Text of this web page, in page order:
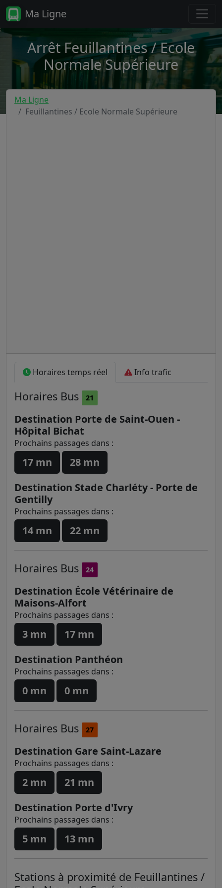
Ma Ligne
Arrêt Feuillantines / Ecole
Normale Supérieure
Ma Ligne
Feuillantines / Ecole Normale Supérieure
Horaires temps réel Info trafic
Horaires Bus 21
Destination Porte de Saint-Ouen -
Hôpital Bichat
Prochains passages dans :
17 mn
28 mn
Destination Stade Charléty - Porte de
Gentilly
Prochains passages dans :
14 mn 22 mn
Horaires Bus 24
Destination École Vétérinaire de
Maisons-Alfort
Prochains passages dans :
3 mn
17 mn
Destination Panthéon
Prochains passages dans :
0 mn 0 mn
Horaires Bus 27
Destination Gare Saint-Lazare
Prochains passages dans :
2 mn
21 mn
Destination Porte d'Ivry
Prochains passages dans :
5 mn 13 mn
Stations à proximité de Feuillantines /